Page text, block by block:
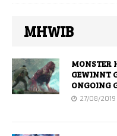
MHWIB
MONSTER
GEWINNT
ONGOING
27/08/2019